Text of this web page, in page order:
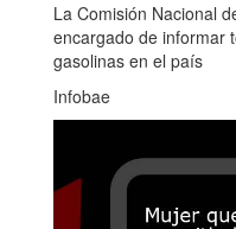
La Comisión Nacional
encargado de informar
gasolinas en el país
Infobae